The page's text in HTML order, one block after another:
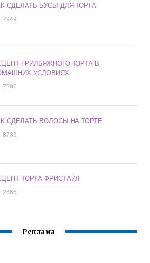
СДЕЛАТЬ БУСЫ ДЛЯ ТОРТА
7949
ГРИЛЬЯЖНОГО ТОРТА В
УСЛОВИЯХ
7900
СДЕЛАТЬ ВОЛОСЫ НА ТОРТЕ
8739
ТОРТА ФРИСТАЙЛ
2665
Реклама